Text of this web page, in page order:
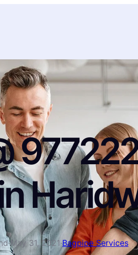
@
·May 31, 2021·Bagpipe Services